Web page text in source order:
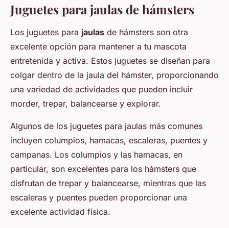
Juguetes para jaulas de hámsters
Los juguetes para jaulas de hámsters son otra
excelente opción para mantener a tu mascota
entretenida y activa. Estos juguetes se diseñan para
colgar dentro de la jaula del hámster, proporcionando
una variedad de actividades que pueden incluir
morder, trepar, balancearse y explorar.
Algunos de los juguetes para jaulas más comunes
incluyen columpios, hamacas, escaleras, puentes y
campanas. Los columpios y las hamacas, en
particular, son excelentes para los hámsters que
disfrutan de trepar y balancearse, mientras que las
escaleras y puentes pueden proporcionar una
excelente actividad física.